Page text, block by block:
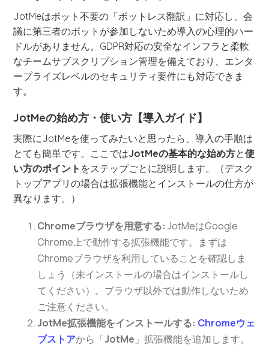
JotMeはボット不要の「ボットレス翻訳」に対応し、会
議に第三者のボットが参加しないため導入の心理的ハー
ドルがありません。GDPR対応の安全なインフラと柔軟
なチームサブスクリプション管理を備えており、エンタ
ープライズレベルのセキュリティ要件にも対応できま
す。
JotMeの始め方・使い方【導入ガイド】
実際にJotMeを使ってみたいと思ったら、導入の手順は
とても簡単です。ここではJotMeの基本的な始め方と使
い方のポイント をステップごとに説明します。（デスク
トップアプリの場合は拡張機能とインストールの仕方が
異なります。）
Chromeブラウザを用意する: JotMeはGoogle
Chrome上で動作する拡張機能です。まずは
Chromeブラウザを利用していることを確認しま
しょう（未インストールの場合はインストールし
てください）。ブラウザ以外では動作しないため
ご注意ください。
JotMe拡張機能をインストールする: Chromeウェ
ブストアから「JotMe 」拡張機能を追加します。